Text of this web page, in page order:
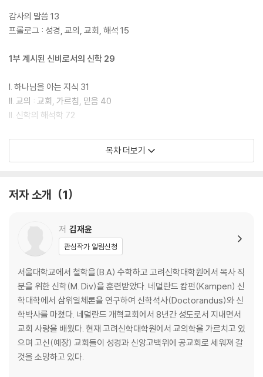
감사의 말씀 13
프롤로그 : 성경, 교의, 교회, 해석 15
1부 계시된 신비로서의 신학 29
I. 하나님을 아는 지식 31
II. 교의 : 교회, 가르침, 믿음 40
II. 신학의 해석학 72
2부 종교개혁의 신학 이해와 지평의 융합 89
II. 하이델베르크 요리문답 : 현재적 유익으로의 초대 136
V. 개혁파 정통주의 : 복된 삶으로서의 신학 172
3부 계몽주의와 신학의 왜소화 185
I. 계몽된 인간의 고전적 계몽철학 193
II. 고전적 계몽주의와 신학 213
4부 탈계몽의 교의학 245
I. 아브라함 카이퍼 : 하나님과 성경 중심의 학문으로서의 신학 251
목차 더보기
저자 소개 1
저 김재윤
관심작가 알림신청
서울대학교에서 철학을(B.A) 수학하고 고려신학대학원에서 목사 직
분을 위한 신학(M. Div)을 훈련받았다. 네덜란드 캄펀(Kampen) 신
학대학에서 삼위일체론을 연구하여 신학석사(Doctorandus)와 신
학박사를 마쳤다. 네덜란드 개혁교회에서 8년간 성도로서 지내면서
교회 사랑을 배웠다. 현재 고려신학대학원에서 교의학을 가르치고 있
으며 고신(예장) 교회들이 성경과 신앙고백위에 공교회로 세워져 갈
것을 소망하고 있다.